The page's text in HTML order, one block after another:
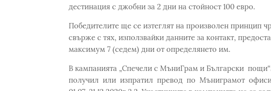
дестинация с джобни за 2 дни на стойност 100 евро.
Победителите ще се изтеглят на произволен принцип
свърже с тях, използвайки данните за контакт,
максимум 7 (седем) дни от определянето им.
В кампанията „Спечели с МъниГрам и Български
получил или изпратил превод по Мъниграмот